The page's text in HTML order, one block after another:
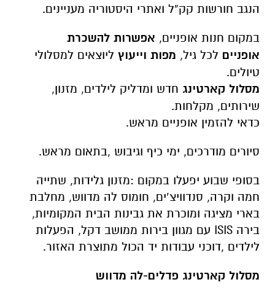
הנגב חורשות קק”ל ואתרי היסטוריה מעניינים.
במקום חנות אופניים, אפשרות להשכרת
אופניים לכל גיל, מפות וייעוץ ליוצאים למסלולי
טיולים.
מסלול קארטינג חדש ומדליק לילדים, מזנון,
שירותים, מקלחות.
כדאי להזמין אופניים מראש.
סיורים מודרכים, ימי כיף וגיבוש ,בתאום מראש.
בסופי שבוע יפעלו במקום :מזנון גלידות, שתייה
חמה וקרה, סנדוויצ’ים, חומוס לה מדווש, מחלבת
בארי מציגה ומוכרת את גבינות הבית המקומיות,
בירה ISIS עם מגוון בירות ממושב דקל, הפעלות
לילדים ,דוכני עבודות יד הכול מתוצרת האזור.
מסלול קארטינג פדלים-לה מדווש